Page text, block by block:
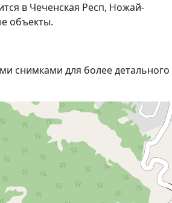
в Чеченская Респ, Ножай-
объекты.
снимками для более детального